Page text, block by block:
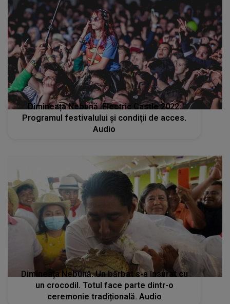
Dimineața Nebună. Electric Castle 2022:
Programul festivalului şi condiţii de acces.
Audio
Dimineața Nebună. Un bărbat s-a însurat cu
un crocodil. Totul face parte dintr-o
ceremonie tradițională. Audio